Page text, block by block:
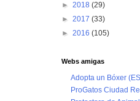
► 2018 (29)
► 2017 (33)
► 2016 (105)
Webs amigas
Adopta un Bóxer
ProGatos Ciudad